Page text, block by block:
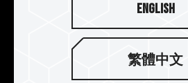
轻松锁上 便利安装
只要符合 2.5" SATA 固盘标准
锁上支架，免去繁琐的安装过程
English
繁體中文